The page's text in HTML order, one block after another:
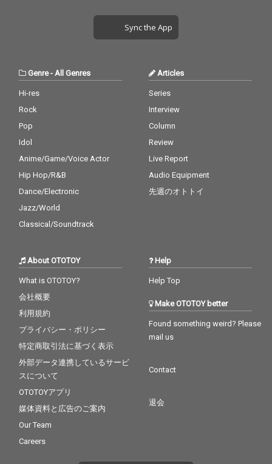
Sync the App
Genre- All Genres
Hi-res
Rock
Pop
Idol
Anime/Game/Voice Actor
Hip Hop/R&B
Dance/Electronic
Jazz/World
Classical/Soundtrack
Articles
Series
Interview
Column
Review
Live Report
Audio Equipment
先週のオトトイ
About OTOTOY
What is OTOTOY?
会社概要
利用規約
プライバシー・ポリシー
特定商取引法に基づく表示
外部データ連携しているサービ
スについて
OTOTOYアプリ
媒体資料と広告のご案内
Our Team
Careers
Help
Help Top
Make OTOTOY better
Found something weird? Please
mail us
Contact
退会